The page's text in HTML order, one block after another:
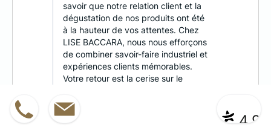
05 46 9* ** **
4,9
savoir que notre relation client et la
dégustation de nos produits ont été
à la hauteur de vos attentes. Chez
LISE BACCARA, nous nous efforçons
de combiner savoir-faire industriel et
expériences clients mémorables.
Votre retour est la cerise sur le
sur cette voie! Revenez nous voir
bientôt, il y a toujours de nouvelles
saveurs à découvrir qui sauront